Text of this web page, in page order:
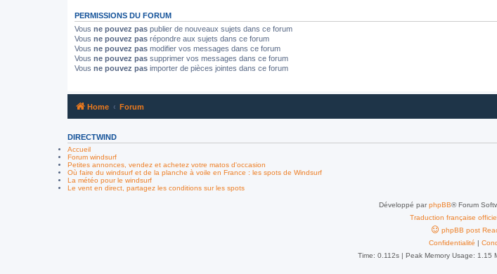
PERMISSIONS DU FORUM
Vous ne pouvez pas publier de nouveaux sujets dans ce forum
Vous ne pouvez pas répondre aux sujets dans ce forum
Vous ne pouvez pas modifier vos messages dans ce forum
Vous ne pouvez pas supprimer vos messages dans ce forum
Vous ne pouvez pas importer de pièces jointes dans ce forum
Home Forum
DIRECTWIND
Accueil
Forum windsurf
Petites annonces, vendez et achetez votre matos d'occasion
Où faire du windsurf et de la planche à voile en France : les spots de Windsurf
La météo pour le windsurf
Le vent en direct, partagez les conditions sur les spots
Développé parphpBB® Forum
Traduction française
phpBB post
Confidentialité |
Time: 0.112s | Peak Memory Usage: 1.15